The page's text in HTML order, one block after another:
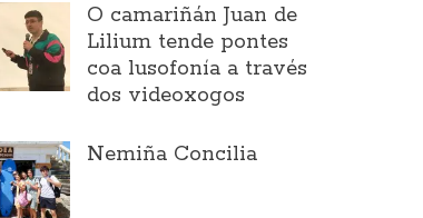
O camariñán Juan de
Lilium tende pontes
coa lusofonía a través
dos videoxogos
Nemiña Concilia